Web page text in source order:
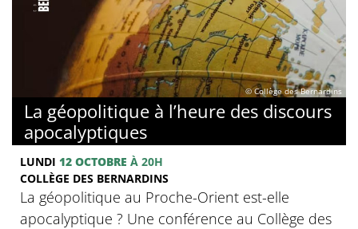
© Collège des Bernardins
La géopolitique à l’heure des discours
apocalyptiques
LUNDI 12 OCTOBRE À 20H
COLLÈGE DES BERNARDINS
La géopolitique au Proche-Orient est-elle
apocalyptique ? Une conférence au Collège des